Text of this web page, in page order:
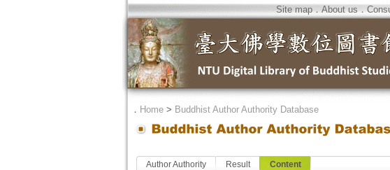
Site map．About us．
． Home> Buddhist Author Authority Database
Author Authority Result Content